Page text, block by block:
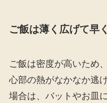
ご飯は薄く広げて早
ご飯は密度が高いため
心部の熱がなかなか逃
場合は、バットやお皿